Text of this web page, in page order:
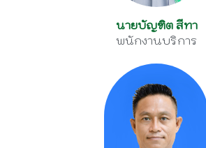
นายบัญฑิต สีทา
พนักงานบริการ